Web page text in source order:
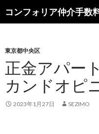
コンフォリア仲介手数
索
ン
ツ
ス
キ
ッ
東京都中央区
正金アパー
カンドオピ
2023年1月27日 SEZIMO